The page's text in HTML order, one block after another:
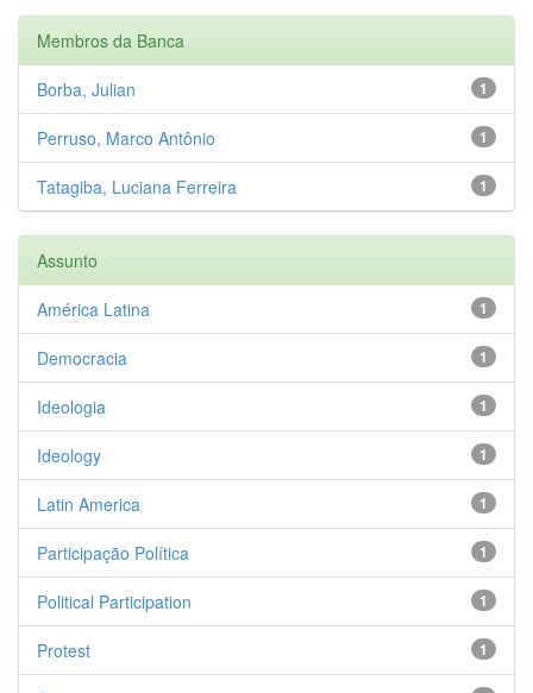
Membros da Banca
1
Borba, Julian
1
Perruso, Marco Antônio
1
Tatagiba, Luciana Ferreira
Assunto
1
América Latina
1
Democracia
1
Ideologia
1
Ideology
1
Latin America
1
Participação Política
1
Political Participation
1
Protest